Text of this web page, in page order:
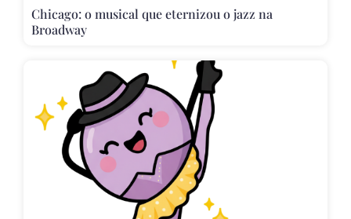
Chicago: o musical que eternizou o jazz na
Broadway